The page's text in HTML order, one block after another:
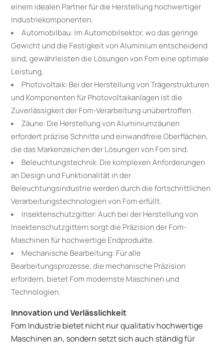
einem idealen Partner für die Herstellung hochwertiger
Industriekomponenten.
Automobilbau: Im Automobilsektor, wo das geringe
Gewicht und die Festigkeit von Aluminium entscheidend
sind, gewährleisten die Lösungen von Fom eine optimale
Leistung.
Photovoltaik: Bei der Herstellung von Trägerstrukturen
und Komponenten für Photovoltaikanlagen ist die
Zuverlässigkeit der Fom-Verarbeitung unübertroffen.
Zäune: Die Herstellung von Aluminiumzäunen
erfordert präzise Schnitte und einwandfreie Oberflächen,
die das Markenzeichen der Lösungen von Fom sind.
Beleuchtungstechnik: Die komplexen Anforderungen
an Design und Funktionalität in der
Beleuchtungsindustrie werden durch die fortschrittlichen
Verarbeitungstechnologien von Fom erfüllt.
Insektenschutzgitter: Auch bei der Herstellung von
Insektenschutzgittern sorgt die Präzision der Fom-
Maschinen für hochwertige Endprodukte.
Mechanische Bearbeitung: Für alle
Bearbeitungsprozesse, die mechanische Präzision
erfordern, bietet Fom modernste Maschinen und
Technologien.
Innovation und Verlässlichkeit
Fom Industrie bietet nicht nur qualitativ hochwertige
Maschinen an, sondern setzt sich auch ständig für